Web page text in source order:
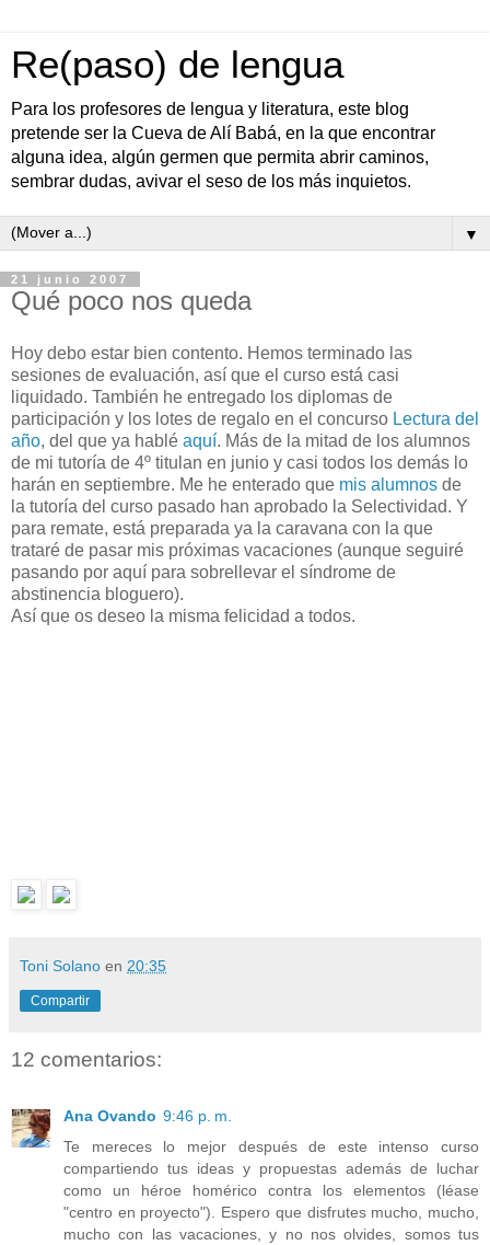
Re(paso) de lengua
Para los profesores de lengua y literatura, este blog
pretende ser la Cueva de Alí Babá, en la que encontrar
alguna idea, algún germen que permita abrir caminos,
sembrar dudas, avivar el seso de los más inquietos.
▼
21 junio 2007
Qué poco nos queda
Hoy debo estar bien contento. Hemos terminado las
sesiones de evaluación, así que el curso está casi
liquidado. También he entregado los diplomas de
participación y los lotes de regalo en el concurso Lectura del
año, del que ya hablé aquí. Más de la mitad de los alumnos
de mi tutoría de 4º titulan en junio y casi todos los demás lo
harán en septiembre. Me he enterado que mis alumnos de
la tutoría del curso pasado han aprobado la Selectividad. Y
para remate, está preparada ya la caravana con la que
trataré de pasar mis próximas vacaciones (aunque seguiré
pasando por aquí para sobrellevar el síndrome de
abstinencia bloguero).
Así que os deseo la misma felicidad a todos.
Toni Solano en 20:35
Compartir
12 comentarios:
Ana Ovando 9:46 p. m.
Te mereces lo mejor después de este intenso curso
compartiendo tus ideas y propuestas además de luchar
como un héroe homérico contra los elementos (léase
"centro en proyecto"). Espero que disfrutes mucho, mucho,
mucho con las vacaciones, y no nos olvides, somos tus